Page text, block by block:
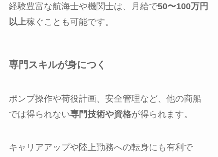
経験豊富な航海士や機関士は、月給で50〜100万円
以上稼ぐことも可能です。
専門スキルが身につく
ポンプ操作や荷役計画、安全管理など、他の商船
では得られない専門技術や資格が得られます。
キャリアアップや陸上勤務への転身にも有利で